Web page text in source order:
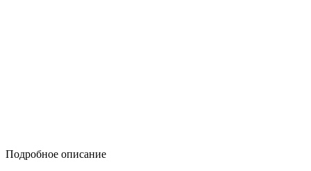
Подробное описание